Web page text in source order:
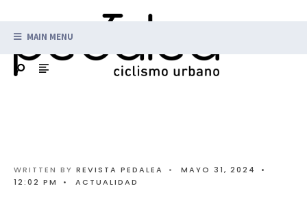
MAIN MENU
WRITTEN BY REVISTA PEDALEA • MAYO 31, 2024
•
12:02 PM
• ACTUALIDAD